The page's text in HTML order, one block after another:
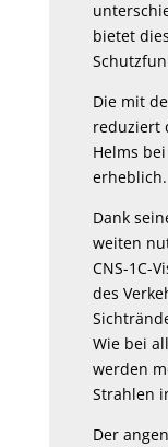
bietet
Die mit
reduziert
Helms
erheblich.
Dank
weiten
CNS-1C-
des
Wie bei
werden
Strahlen
Der